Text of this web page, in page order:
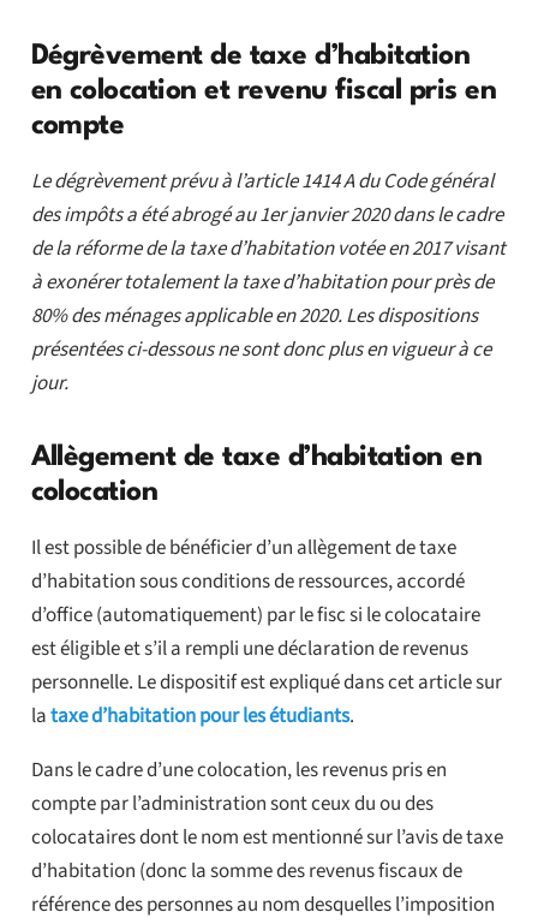
Dégrèvement de taxe d’habitation
en colocation et revenu fiscal pris en
compte
Le dégrèvement prévu à l’article 1414 A du Code général
des impôts a été abrogé au 1er janvier 2020 dans le cadre
de la réforme de la taxe d’habitation votée en 2017 visant
à exonérer totalement la taxe d’habitation pour près de
80% des ménages applicable en 2020. Les dispositions
présentées ci-dessous ne sont donc plus en vigueur à ce
jour.
Allègement de taxe d’habitation en
colocation
Il est possible de bénéficier d’un allègement de taxe
d’habitation sous conditions de ressources, accordé
d’office (automatiquement) par le fisc si le colocataire
est éligible et s’il a rempli une déclaration de revenus
personnelle. Le dispositif est expliqué dans cet article sur
lataxe d’habitation pour les étudiants.
Dans le cadre d’une colocation, les revenus pris en
compte par l’administration sont ceux du ou des
colocataires dont le nom est mentionné sur l’avis de taxe
d’habitation (donc la somme des revenus fiscaux de
référence des personnes au nom desquelles l’imposition